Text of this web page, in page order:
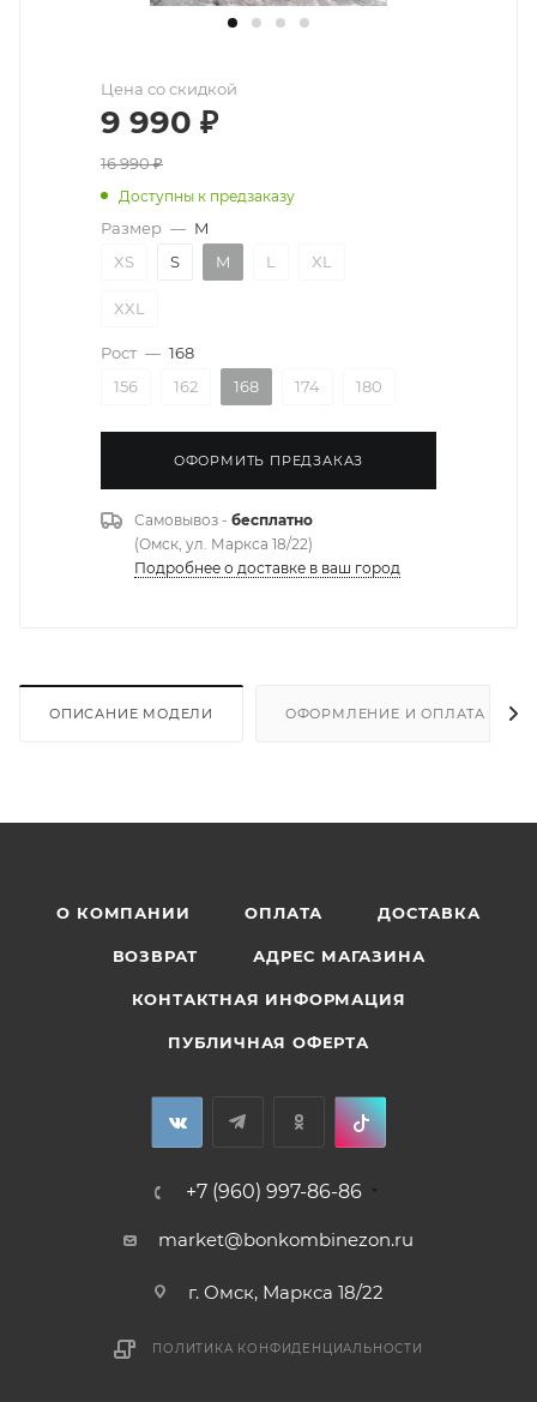
Цена со скидкой
9 990 ₽
16 990₽
Доступны к предзаказу
Размер — M
XS
S M L XL
XXL
Рост — 168
156
162 168 174 180
ОФОРМИТЬ ПРЕДЗАКАЗ
Самовывоз - бесплатно
(Омск, ул. Маркса 18/22)
Подробнее о доставке в ваш город
ОПИСАНИЕ МОДЕЛИ ОФОРМЛЕНИЕ И ОПЛАТА
О КОМПАНИИ ОПЛАТА ДОСТАВКА
ВОЗВРАТ АДРЕС МАГАЗИНА
КОНТАКТНАЯ ИНФОРМАЦИЯ
ПУБЛИЧНАЯ ОФЕРТА
+7 (960) 997-86-86
market@bonkombinezon.ru
г. Омск, Маркса 18/22
ПОЛИТИКА КОНФИДЕНЦИАЛЬНОСТИ